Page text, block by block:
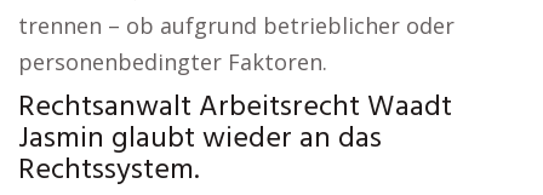
trennen – ob aufgrund betrieblicher oder
personenbedingter Faktoren.
Rechtsanwalt Arbeitsrecht Waadt
Jasmin glaubt wieder an das
Rechtssystem.